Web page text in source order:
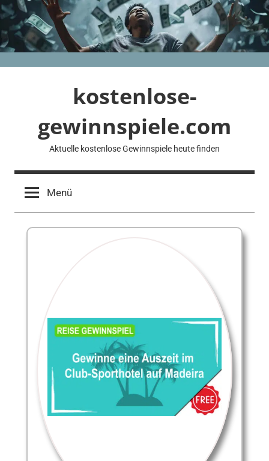
Zum
Inhalt
springen
kostenlose-
gewinnspiele.com
Aktuelle kostenlose Gewinnspiele heute finden
Menü